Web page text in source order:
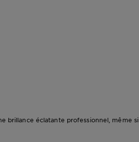
brillance éclatante professionnel, même si